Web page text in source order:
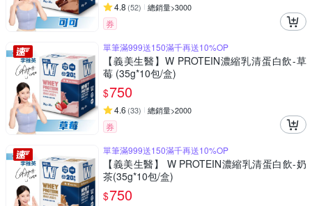
4.8 (52) 總銷量>3000
券
單筆滿999送150滿千再送10%OP
【義美生醫】W PROTEIN濃縮乳清蛋白飲-草
莓 (35g*10包/盒)
$750
4.6 (33) 總銷量>2000
券
單筆滿999送150滿千再送10%OP
【義美生醫】 W PROTEIN濃縮乳清蛋白飲-奶
茶(35g*10包/盒)
$750